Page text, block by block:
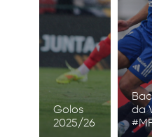
Golos
2025/26
da